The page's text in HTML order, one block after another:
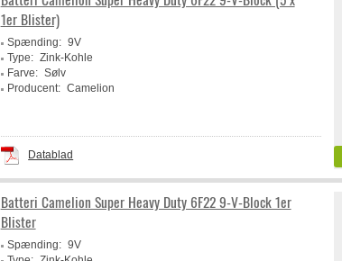
1er Blister)
Spænding: 9V
Type: Zink-Kohle
Farve: Sølv
Producent: Camelion
Datablad
Batteri Camelion Super Heavy Duty 6F22 9-V-Block 1er
Blister
Spænding: 9V